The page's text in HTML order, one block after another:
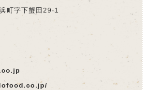
町字下蟹田29-1